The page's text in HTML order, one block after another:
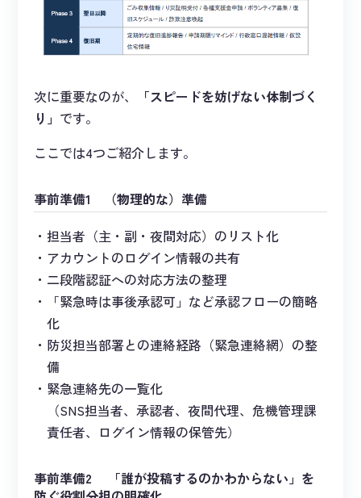
次に重要なのが、
「スピードを妨げない体制づく
り」 です。
ここでは4つご紹介します。
事前準備1 （物理的な）準備
担当者（主・副・夜間対応）のリスト化
アカウントのログイン情報の共有
二段階認証への対応方法の整理
「緊急時は事後承認可」など承認フローの簡略
化
防災担当部署との連絡経路（緊急連絡網）の整
備
緊急連絡先の一覧化
（SNS担当者、承認者、夜間代理、危機管理課
責任者、ログイン情報の保管先）
事前準備2 「誰が投稿するのかわからない」を